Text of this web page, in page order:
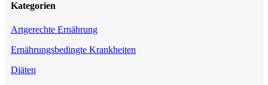
Kategorien
Artgerechte Ernährung
Ernährungsbedingte Krankheiten
Diäten